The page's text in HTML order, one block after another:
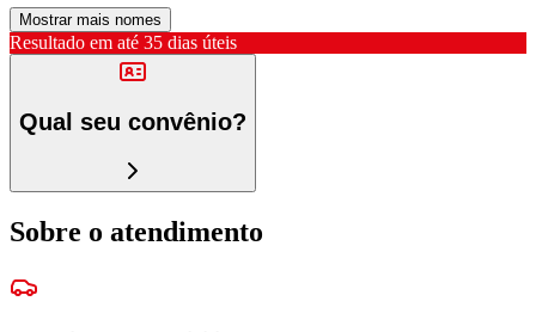
Mostrar mais nomes
Resultado em até 35 dias úteis
Qual seu convênio?
Sobre o atendimento